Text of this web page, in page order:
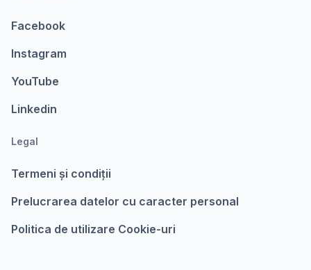
Facebook
Instagram
YouTube
Linkedin
Legal
Termeni şi condiții
Prelucrarea datelor cu caracter personal
Politica de utilizare Cookie-uri